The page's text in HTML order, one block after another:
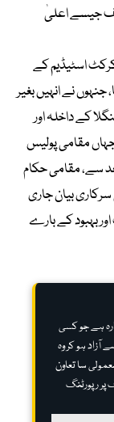
جیسے اعلیٰ
اسٹیڈیم کے
جنہوں نے انہیں بغیر
کے داخلہ اور
مقامی پولیس
سے، مقامی حکام
بیان جاری
بہبود کے بارے
ہے جو کسی
ہو کر وہ
سا تعاون
پر رپورٹنگ